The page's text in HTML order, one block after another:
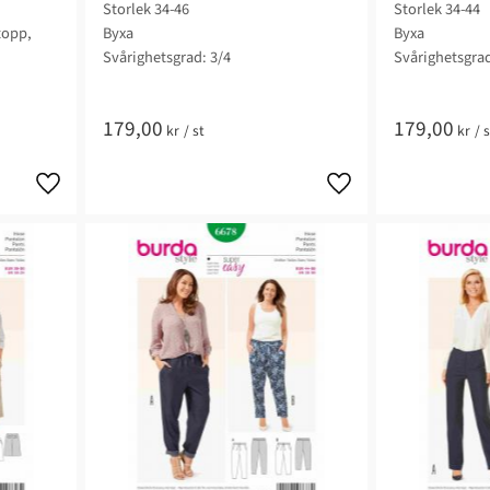
Lägg till i favoriter
Storlek 34-46
Byxa
Svårighetsgrad: 3/4
179,00 kr /st
Lägg till i favoriter
Storlek 34-44
Byxa
179,00 kr /